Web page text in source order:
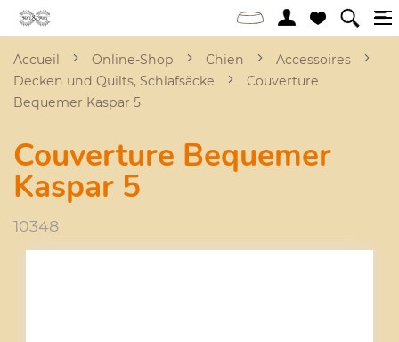
Accueil Online-Shop Chien
Accessoires
Decken und Quilts, Schlafsäcke
Couverture
Bequemer Kaspar 5
Couverture Bequemer
Kaspar 5
10348